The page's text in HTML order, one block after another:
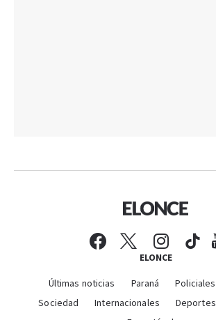
ELONCE
Últimas noticias Paraná Policiales
Sociedad
Internacionales Deportes